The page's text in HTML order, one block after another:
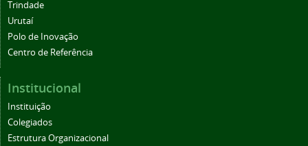
Trindade
Urutaí
Polo de Inovação
Centro de Referência
Institucional
Instituição
Colegiados
Estrutura Organizacional